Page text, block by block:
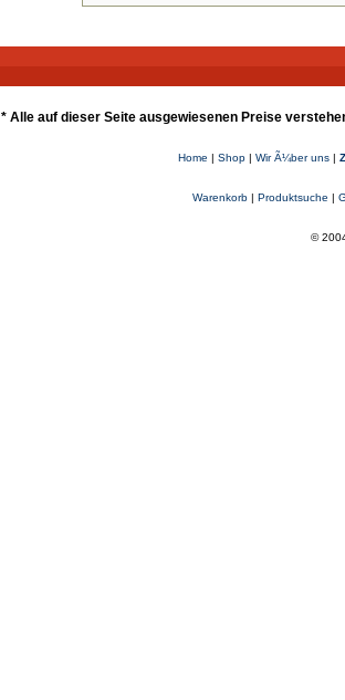
* Alle auf dieser Seite ausgewiesenen Preise
Home | Shop| Wir Ã¼ber uns|
Warenkorb| Produktsuche |
©